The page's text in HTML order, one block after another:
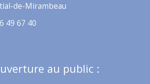
de-Mirambeau
49 67 40
au public :